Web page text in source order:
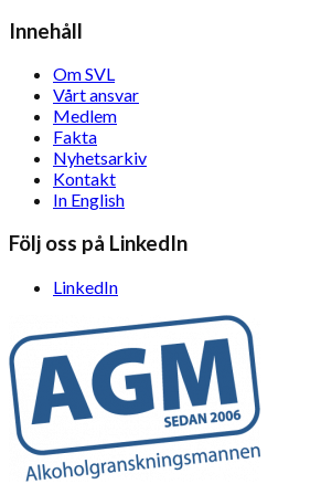
Innehåll
Om SVL
Vårt ansvar
Medlem
Fakta
Nyhetsarkiv
Kontakt
In English
Följ oss på LinkedIn
LinkedIn